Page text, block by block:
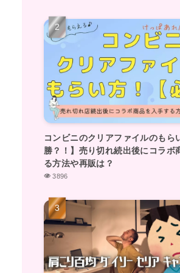
コンビニのクリアファイルのもら
勝？！】売り切れ続出後にコラボ
る方法や再販は？
3896